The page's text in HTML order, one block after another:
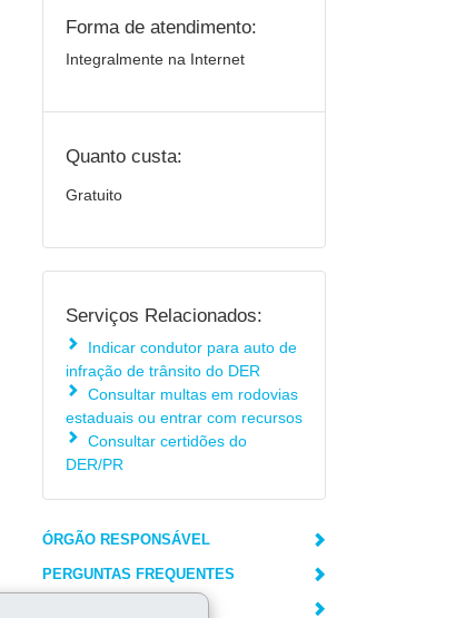
Forma de atendimento:
Integralmente na Internet
Quanto custa:
Gratuito
Serviços Relacionados:
Indicar condutor para auto de
infração de trânsito do DER
Consultar multas em rodovias
estaduais ou entrar com recursos
Consultar certidões do
DER/PR
ÓRGÃO RESPONSÁVEL
PERGUNTAS FREQUENTES